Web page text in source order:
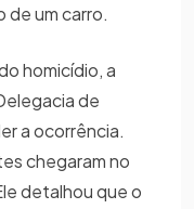
de um carro.
homicídio, a
de
a ocorrência.
chegaram no
detalhou que o